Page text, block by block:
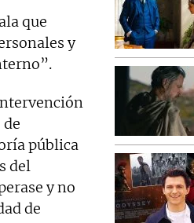
que
y
pública
del
y no
de